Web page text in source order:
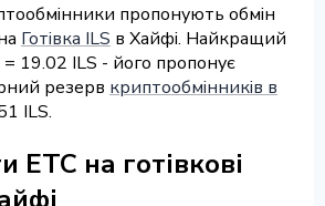
пропонують обмін
Готівка ILS в Хайфі. Найкращий
= 19.02 ILS - його пропонує
резерв криптообмінників в
ILS.
ETC на готівкові